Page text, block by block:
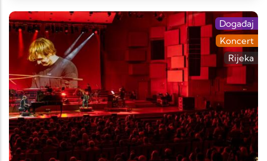
Događaj
Koncert
Rijeka